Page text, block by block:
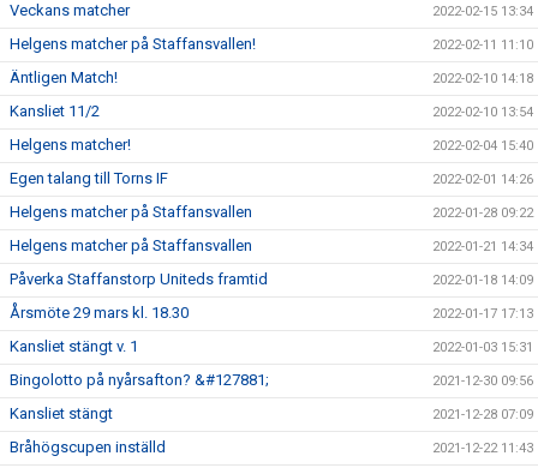
Veckans matcher 2022-02-15 13:34
Helgens matcher på Staffansvallen! 2022-02-11 11:10
Äntligen Match! 2022-02-10 14:18
Kansliet 11/2 2022-02-10 13:54
Helgens matcher! 2022-02-04 15:40
Egen talang till Torns IF 2022-02-01 14:26
Helgens matcher på Staffansvallen 2022-01-28 09:22
Helgens matcher på Staffansvallen 2022-01-21 14:34
Påverka Staffanstorp Uniteds framtid 2022-01-18 14:09
Årsmöte 29 mars kl. 18.30 2022-01-17 17:13
Kansliet stängt v. 1 2022-01-03 15:31
Bingolotto på nyårsafton? &#127881; 2021-12-30 09:56
Kansliet stängt 2021-12-28 07:09
Bråhögscupen inställd 2021-12-22 11:43